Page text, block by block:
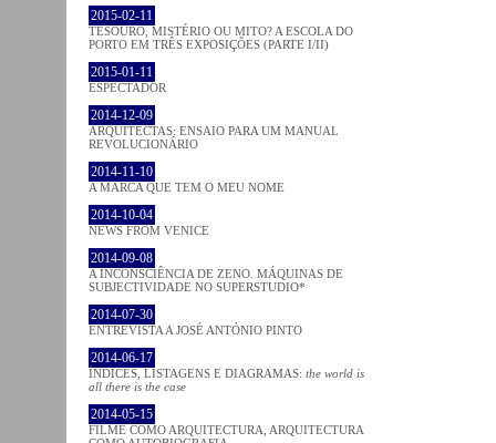
2015-02-11
TESOURO, MISTÉRIO OU MITO? A ESCOLA DO
PORTO EM TRÊS EXPOSIÇÕES (PARTE I/II)
2015-01-11
ESPECTADOR
2014-12-09
ARQUITECTAS: ENSAIO PARA UM MANUAL
REVOLUCIONÁRIO
2014-11-10
A MARCA QUE TEM O MEU NOME
2014-10-04
NEWS FROM VENICE
2014-09-08
A INCONSCIÊNCIA DE ZENO. MÁQUINAS DE
SUBJECTIVIDADE NO SUPERSTUDIO*
2014-07-30
ENTREVISTA A JOSÉ ANTÓNIO PINTO
2014-06-17
ÍNDICES, LISTAGENS E DIAGRAMAS: the world is
all there is the case
2014-05-15
FILME COMO ARQUITECTURA, ARQUITECTURA